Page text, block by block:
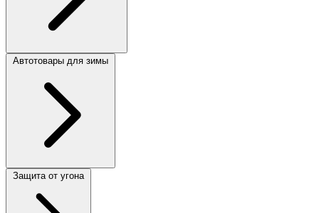
Автотовары для зимы
Защита от угона